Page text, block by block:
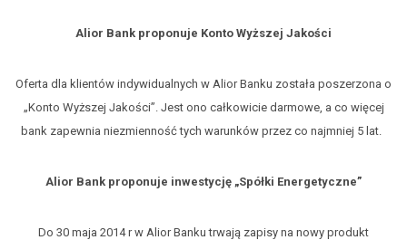
Alior Bank proponuje Konto Wyższej Jakości
Oferta dla klientów indywidualnych w Alior Banku została poszerzona o
„Konto Wyższej Jakości”. Jest ono całkowicie darmowe, a co więcej
bank zapewnia niezmienność tych warunków przez co najmniej 5 lat.
Alior Bank proponuje inwestycję „Spółki Energetyczne”
Do 30 maja 2014 r w Alior Banku trwają zapisy na nowy produkt